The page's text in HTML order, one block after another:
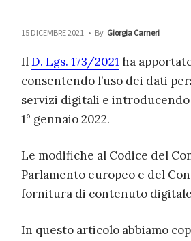
15 DICEMBRE 2021 • By Giorgia Carneri
IlD. Lgs. 173/2021ha
consentendo l’uso dei dati
servizi digitali e
1° gennaio 2022.
Le modifiche al Codice del
Parlamento europeo e del
fornitura di contenuto
In questo articolo abbiamo